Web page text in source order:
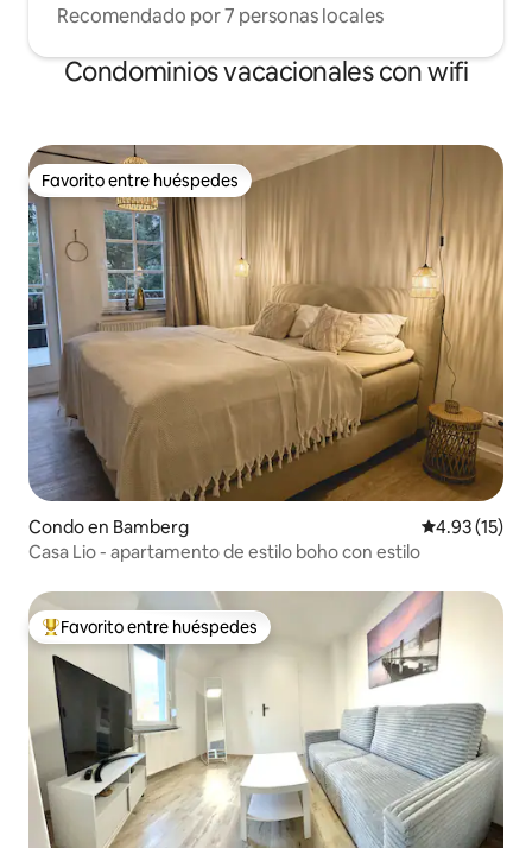
Recomendado por 7 personas locales
Condominios vacacionales con wifi
Favorito entre huéspedes
Favorito entre huéspedes
Condo en Bamberg Calificación
4.93 (15)
Casa Lio - apartamento de estilo boho con estilo
Favorito entre huéspedes preferido
Favorito entre huéspedes